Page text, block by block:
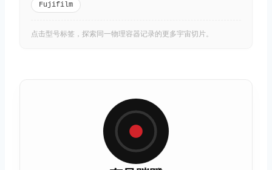
Fujifilm
点击型号标签，探索同一物理容器记录的更多宇宙切片。